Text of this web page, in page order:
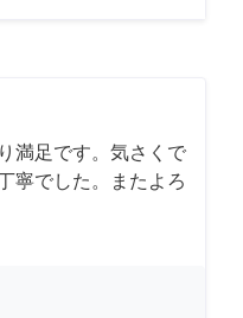
満足です。気さくで
寧でした。またよろ